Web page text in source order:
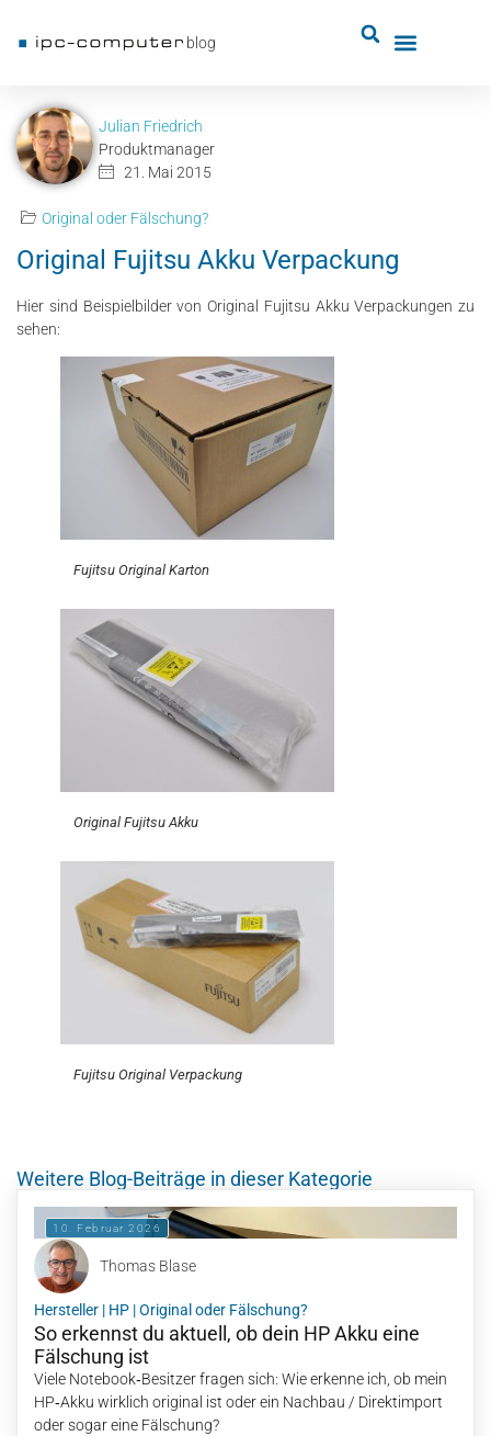
blog
Julian Friedrich
Produktmanager
21. Mai 2015
Original oder Fälschung?
Original Fujitsu Akku Verpackung
Hier sind Beispielbilder von Original Fujitsu Akku Verpackungen zu
sehen:
Fujitsu Original Karton
Original Fujitsu Akku
Fujitsu Original Verpackung
Weitere Blog-Beiträge in dieser Kategorie
10. Februar 2026
Thomas Blase
Hersteller | HP |Original oder Fälschung?
So erkennst du aktuell, ob dein HP Akku eine
Fälschung ist
Viele Notebook‑Besitzer fragen sich: Wie erkenne ich, ob mein
HP‑Akku wirklich original ist oder ein Nachbau / Direktimport
oder sogar eine Fälschung?